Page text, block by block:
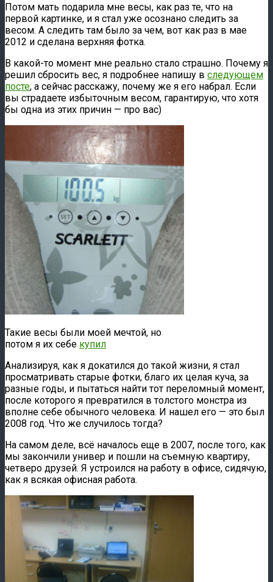
Потом мать подарила мне весы, как раз те, что на
первой картинке, и я стал уже осознано следить за
весом. А следить там было за чем, вот как раз в мае
2012 и сделана верхняя фотка.
В какой-то момент мне реально стало страшно. Почему я
решил сбросить вес, я подробнее напишу в следующем
посте, а сейчас расскажу, почему же я его набрал. Если
вы страдаете избыточным весом, гарантирую, что хотя
бы одна из этих причин — про вас)
Такие весы были моей мечтой, но
потом я их себе купил
Анализируя, как я докатился до такой жизни, я стал
просматривать старые фотки, благо их целая куча, за
разные годы, и пытаться найти тот переломный момент,
после которого я превратился в толстого монстра из
вполне себе обычного человека. И нашел его — это был
2008 год. Что же случилось тогда?
На самом деле, всё началось еще в 2007, после того, как
мы закончили универ и пошли на съемную квартиру,
четверо друзей. Я устроился на работу в офисе, сидячую,
как я всякая офисная работа.